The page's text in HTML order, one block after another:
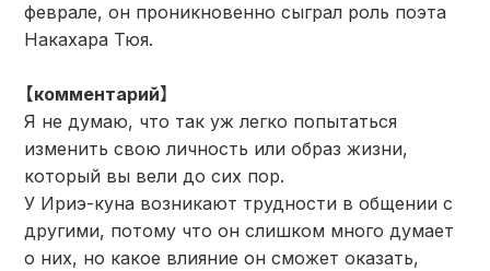
феврале, он проникновенно сыграл роль поэта
Накахара Тюя.
【комментарий】
Я не думаю, что так уж легко попытаться
изменить свою личность или образ жизни,
который вы вели до сих пор.
У Ириэ-куна возникают трудности в общении с
другими, потому что он слишком много думает
о них, но какое влияние он сможет оказать,